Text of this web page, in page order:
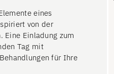
eines
von der
Eine Einladung zum
Tag mit
für Ihre